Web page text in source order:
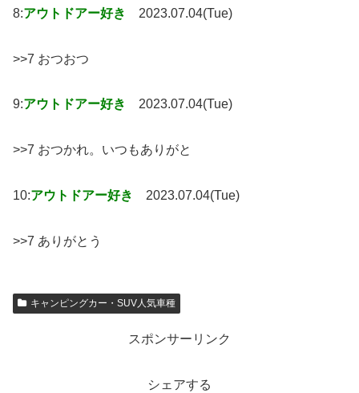
8:アウトドアー好き 2023.07.04(Tue)
>>7 おつおつ
9:アウトドアー好き 2023.07.04(Tue)
>>7 おつかれ。いつもありがと
10:アウトドアー好き 2023.07.04(Tue)
>>7 ありがとう
キャンピングカー・SUV人気車種
スポンサーリンク
シェアする